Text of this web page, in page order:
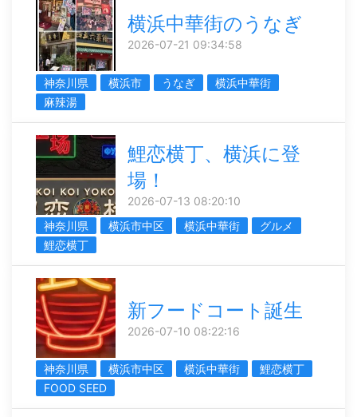
横浜中華街のうなぎ
2026-07-21 09:34:58
神奈川県 横浜市 うなぎ
横浜中華街
麻辣湯
鯉恋横丁、横浜に登
場！
2026-07-13 08:20:10
神奈川県
横浜市中区 横浜中華街
グルメ
鯉恋横丁
新フードコート誕生
2026-07-10 08:22:16
神奈川県 横浜市中区 横浜中華街
鯉恋横丁
FOOD SEED